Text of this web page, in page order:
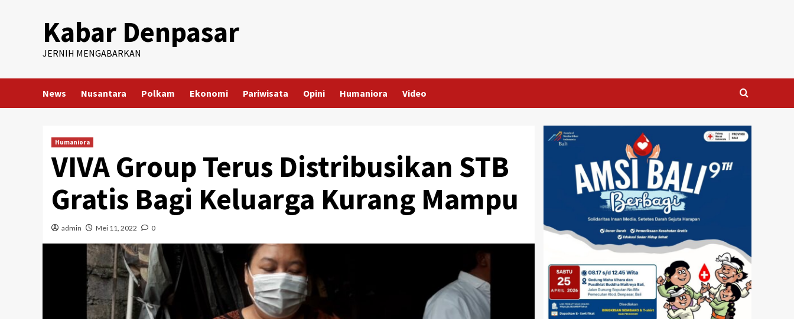
Kabar Denpasar
JERNIH MENGABARKAN
News Nusantara Polkam Ekonomi Pariwisata Opini Humaniora Video
Humaniora
VIVA Group Terus Distribusikan STB
Gratis Bagi Keluarga Kurang Mampu
admin Mei 11, 2022 0